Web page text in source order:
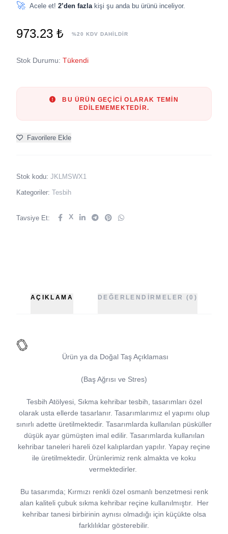
🚀 Acele et! 2’den fazla kişi şu anda bu ürünü inceliyor.
973.23 ₺ %20 KDV DAHİLDİR
Stok Durumu: Tükendi
BU ÜRÜN GEÇICI OLARAK TEMIN
EDILEMEMEKTEDIR.
Favorilere Ekle
Stok kodu: JKLMSWX1
Kategoriler: Tesbih
Tavsiye Et: X
AÇIKLAMA DEĞERLENDIRMELER (0)
Ürün ya da Doğal Taş Açıklaması
(Baş Ağrısı ve Stres)
Tesbih Atölyesi, Sıkma kehribar tesbih, tasarımları özel
olarak usta ellerde tasarlanır. Tasarımlarımız el yapımı olup
sınırlı adette üretilmektedir. Tasarımlarda kullanılan püsküller
düşük ayar gümüşten imal edilir. Tasarımlarda kullanılan
kehribar taneleri hareli özel kalıplardan yapılır. Yapay reçine
ile üretilmektedir. Ürünlerimiz renk almakta ve koku
vermektedirler.
Bu tasarımda; Kırmızı renkli özel osmanlı benzetmesi renk
alan kaliteli çubuk sıkma kehribar reçine kullanılmıştır. Her
kehribar tanesi birbirinin aynısı olmadığı için küçükte olsa
farklılıklar gösterebilir.